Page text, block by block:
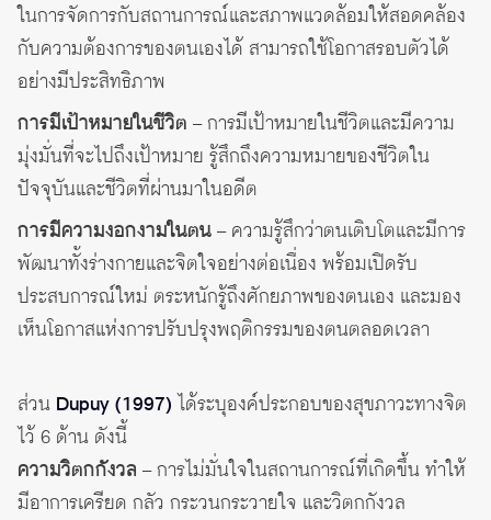
ในการจัดการกับสถานการณ์และสภาพแวดล้อมให้สอดคล้อง
กับความต้องการของตนเองได้ สามารถใช้โอกาสรอบตัวได้
อย่างมีประสิทธิภาพ
การมีเป้าหมายในชีวิต – การมีเป้าหมายในชีวิตและมีความ
มุ่งมั่นที่จะไปถึงเป้าหมาย รู้สึกถึงความหมายของชีวิตใน
ปัจจุบันและชีวิตที่ผ่านมาในอดีต
การมีความงอกงามในตน– ความรู้สึกว่าตนเติบโตและมีการ
พัฒนาทั้งร่างกายและจิตใจอย่างต่อเนื่อง พร้อมเปิดรับ
ประสบการณ์ใหม่ ตระหนักรู้ถึงศักยภาพของตนเอง และมอง
เห็นโอกาสแห่งการปรับปรุงพฤติกรรมของตนตลอดเวลา
ส่วน Dupuy (1997) ได้ระบุองค์ประกอบของสุขภาวะทางจิต
ไว้ 6 ด้าน ดังนี้
ความวิตกกังวล – การไม่มั่นใจในสถานการณ์ที่เกิดขึ้น ทำให้
มีอาการเครียด กลัว กระวนกระวายใจ และวิตกกังวล